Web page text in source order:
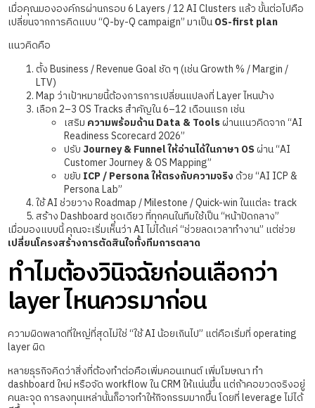
เมื่อคุณมององค์กรผ่านกรอบ 6 Layers / 12 AI Clusters แล้ว ขั้นต่อไปคือ
เปลี่ยนจากการคิดแบบ “Q-by-Q campaign” มาเป็นOS-first plan
แนวคิดคือ
ตั้ง Business / Revenue Goal ชัด ๆ (เช่น Growth % / Margin /
LTV)
Map ว่าเป้าหมายนี้ต้องการการเปลี่ยนแปลงที่ Layer ไหนบ้าง
เลือก 2–3 OS Tracks สำคัญใน 6–12 เดือนแรก เช่น
เสริม ความพร้อมด้าน Data & Toolsผ่านแนวคิดจาก “AI
Readiness Scorecard 2026”
ปรับJourney & Funnel ให้อ่านได้ในภาษา OSผ่าน “AI
Customer Journey & OS Mapping”
ขยับ ICP / Persona ให้ตรงกับความจริง ด้วย “AI ICP &
Persona Lab”
ใช้ AI ช่วยวาง Roadmap / Milestone / Quick-win ในแต่ละ track
สร้าง Dashboard ชุดเดียว ที่ทุกคนในทีมใช้เป็น “หน้าปัดกลาง”
เมื่อมองแบบนี้ คุณจะเริ่มเห็นว่า AI ไม่ได้แค่ “ช่วยลดเวลาทำงาน” แต่ช่วย
เปลี่ยนโครงสร้างการตัดสินใจทั้งทีมการตลาด
ทำไมต้องวินิจฉัยก่อนเลือกว่า
layer ไหนควรมาก่อน
ความผิดพลาดที่ใหญ่ที่สุดไม่ใช่ “ใช้ AI น้อยเกินไป” แต่คือเริ่มที่ operating
layer ผิด
หลายธุรกิจคิดว่าสิ่งที่ต้องทำต่อคือเพิ่มคอนเทนต์ เพิ่มโฆษณา ทำ
dashboard ใหม่ หรือจัด workflow ใน CRM ให้แน่นขึ้น แต่ถ้าคอขวดจริงอยู่
คนละจุด การลงทุนเหล่านั้นก็อาจทำให้กิจกรรมมากขึ้น โดยที่ leverage ไม่ได้